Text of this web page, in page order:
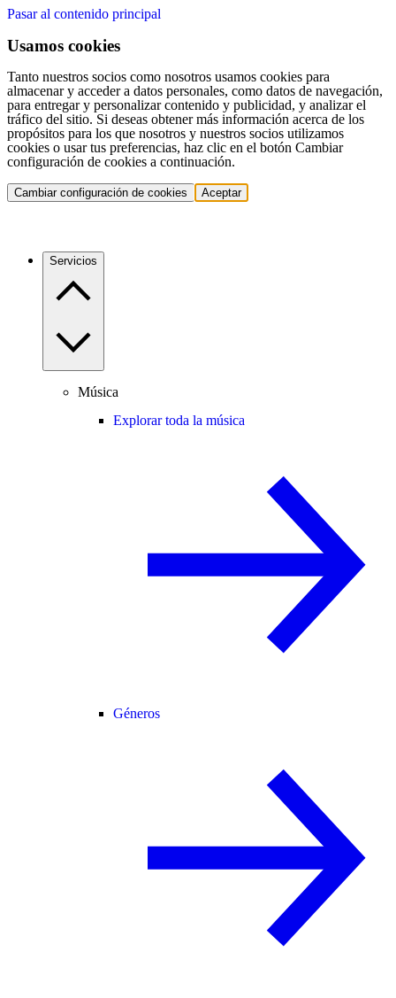
Pasar al contenido principal
Usamos cookies
Tanto nuestros socios como nosotros usamos cookies para
almacenar y acceder a datos personales, como datos de navegación,
para entregar y personalizar contenido y publicidad, y analizar el
tráfico del sitio. Si deseas obtener más información acerca de los
propósitos para los que nosotros y nuestros socios utilizamos
cookies o usar tus preferencias, haz clic en el botón Cambiar
configuración de cookies a continuación.
Cambiar configuración de cookies Aceptar
Servicios
Música
Explorar toda la música
Géneros